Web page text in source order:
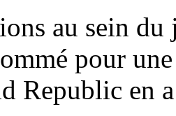
au sein
pour
Republic en